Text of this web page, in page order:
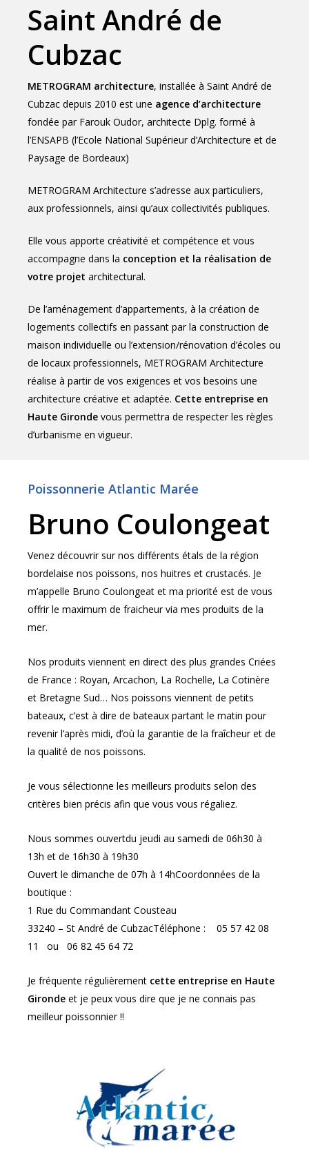
Saint André de
Cubzac
METROGRAM architecture, installée à Saint André de
Cubzac depuis 2010 est une agence d’architecture
fondée par Farouk Oudor, architecte Dplg. formé à
l’ENSAPB (l’Ecole National Supérieur d’Architecture et de
Paysage de Bordeaux)
METROGRAM Architecture s’adresse aux particuliers,
aux professionnels, ainsi qu’aux collectivités publiques.
Elle vous apporte créativité et compétence et vous
accompagne dans la conception et la réalisation de
votre projet architectural.
De l’aménagement d’appartements, à la création de
logements collectifs en passant par la construction de
maison individuelle ou l’extension/rénovation d’écoles ou
de locaux professionnels, METROGRAM Architecture
réalise à partir de vos exigences et vos besoins une
architecture créative et adaptée. Cette entreprise en
Haute Gironde vous permettra de respecter les règles
d’urbanisme en vigueur.
Poissonnerie Atlantic Marée
Bruno Coulongeat
Venez découvrir sur nos différents étals de la région
bordelaise nos poissons, nos huitres et crustacés. Je
m’appelle BrunoCoulongeat et ma priorité est de vous
offrir le maximum de fraicheur via mes produits de la
mer.
Nos produits viennent en direct des plus grandes Criées
de France : Royan, Arcachon, La Rochelle, La Cotinère
et Bretagne Sud… Nos poissons viennent de petits
bateaux, c’est à dire de bateaux partant le matin pour
revenir l’après midi, d’où la garantie de la fraîcheur et de
la qualité de nos poissons.
Je vous sélectionne les meilleurs produits selon des
critères bien précis afin que vous vous régaliez.
Nous sommes ouvertdu jeudi au samedi de 06h30 à
13h et de 16h30 à 19h30
Ouvert le dimanche de 07h à 14hCoordonnées de la
boutique :
1 Rue du Commandant Cousteau
33240 – St André de CubzacTéléphone : 05 57 42 08
11 ou 06 82 45 64 72
Je fréquente régulièrement cette entreprise en Haute
Gironde et je peux vous dire que je ne connais pas
meilleur poissonnier !!